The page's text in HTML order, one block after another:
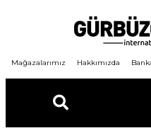
Mağazalarımız Hakkımızda